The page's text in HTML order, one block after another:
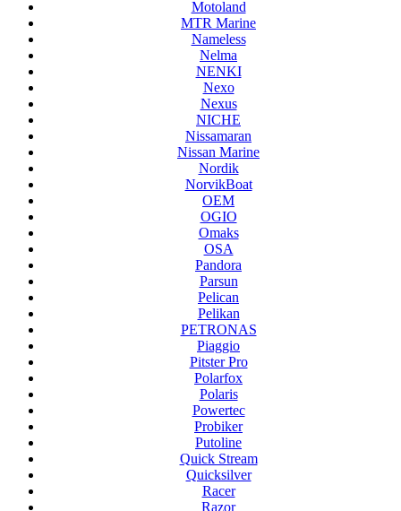
Motoland
MTR Marine
Nameless
Nelma
NENKI
Nexo
Nexus
NICHE
Nissamaran
Nissan Marine
Nordik
NorvikBoat
OEM
OGIO
Omaks
OSA
Pandora
Parsun
Pelican
Pelikan
PETRONAS
Piaggio
Pitster Pro
Polarfox
Polaris
Powertec
Probiker
Putoline
Quick Stream
Quicksilver
Racer
Razor